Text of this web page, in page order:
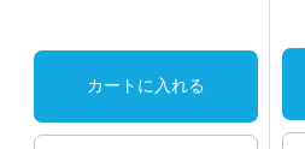
カートに入れる